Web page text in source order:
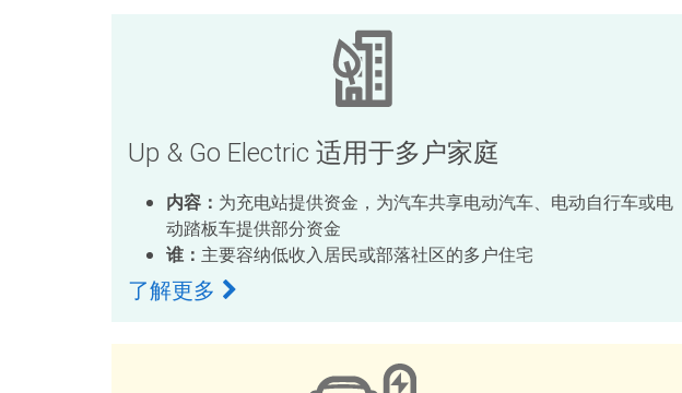
Up & Go Electric 适用于多户家庭
内容： 为充电站提供资金，为汽车共享电动汽车、电动自行车或电
动踏板车提供部分资金
谁： 主要容纳低收入居民或部落社区的多户住宅
了解更多